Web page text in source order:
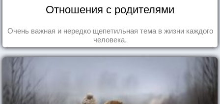
Отношения с родителями
Очень важная и нередко щепетильная тема в жизни каждого
человека.